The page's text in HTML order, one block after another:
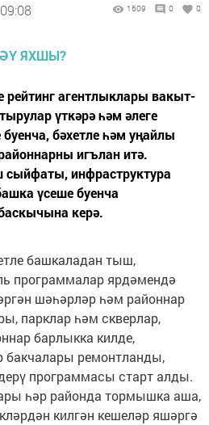
1609 0 0
рейтинг агентлыклары вакыт-
үткәрә һәм әлеге
бәхетле һәм уңайлы
игълан итә.
инфраструктура
үсеше буенча
керә.
башкаладан тыш,
программалар ярдәмендә
шәһәрләр һәм районнар
парклар һәм скверлар,
барлыкка килде,
бакчалары ремонтланды,
программасы старт алды.
һәр районда тормышка аша,
килгән кешеләр яшәргә